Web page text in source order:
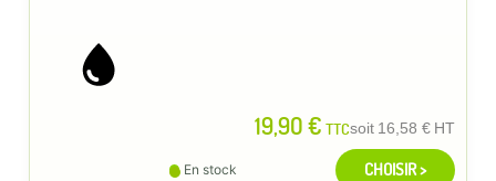
19,90 € TTCsoit 16,58 € HT
En stock CHOISIR >